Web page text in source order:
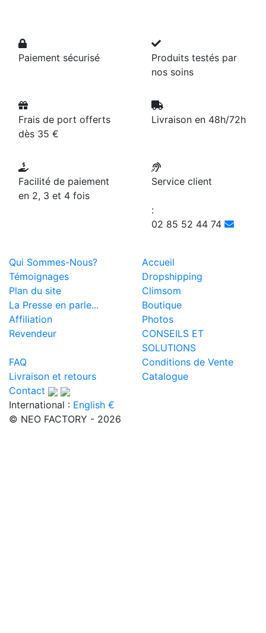
Paiement sécurisé
Produits testés par
nos soins
Frais de port offerts
dès 35 €
Livraison en 48h/72h
Facilité de paiement
en 2, 3 et 4 fois
Service client
:
02 85 52 44 74
Qui Sommes-Nous?
Accueil
Témoignages
Dropshipping
Plan du site
Climsom
La Presse en parle...
Boutique
Affiliation
Photos
Revendeur
CONSEILS ET
SOLUTIONS
FAQ
Conditions de Vente
Livraison et retours
Catalogue
Contact
International : English €
© NEO FACTORY - 2026